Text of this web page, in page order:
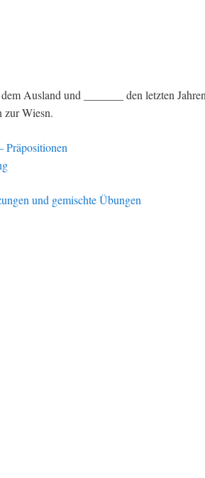
Ausland und _______ den letzten
zur Wiesn.
Präpositionen
und gemischte Übungen